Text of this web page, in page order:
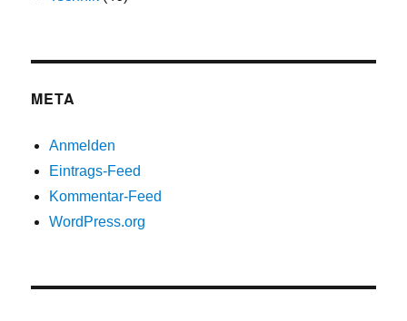
META
Anmelden
Eintrags-Feed
Kommentar-Feed
WordPress.org